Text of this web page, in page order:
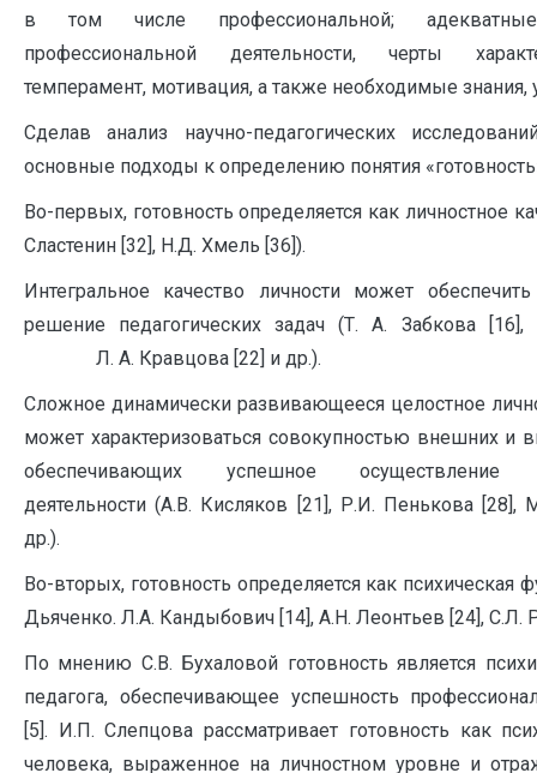
в том числе профессиональной;
профессиональной деятельности, черты
темперамент, мотивация, а также необходимые знания,
Сделав анализ научно-педагогических
основные подходы к определению понятия
Во-первых, готовность определяется как
Сластенин [32], Н.Д. Хмель [36]).
Интегральное качество личности может
решение педагогических задач (Т. А. Забкова
Л. А. Кравцова [22] и др.).
Сложное динамически развивающееся целостное
может характеризоваться совокупностью внешних и
обеспечивающих успешное осуществление
деятельности (А.В. Кисляков [21], Р.И. Пенькова [28],
др.).
Во-вторых, готовность определяется как
Дьяченко. Л.А. Кандыбович [14], А.Н. Леонтьев [24], С.Л.
По мнению С.В. Бухаловой готовность является
педагога, обеспечивающее успешность
[5]. И.П. Слепцова рассматривает готовность как
человека, выраженное на личностном уровне и